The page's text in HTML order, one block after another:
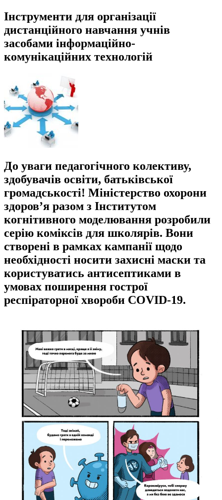
Інструменти для організації
дистанційного навчання учнів
засобами інформаційно-
комунікаційних технологій
До уваги педагогічного колективу,
здобувачів освіти, батьківської
громадськості! Міністерство охорони
здоров’я разом з Інститутом
когнітивного моделювання розробили
серію коміксів для школярів. Вони
створені в рамках кампанії щодо
необхідності носити захисні маски та
користуватись антисептиками в
умовах поширення гострої
респіраторної хвороби COVID-19.